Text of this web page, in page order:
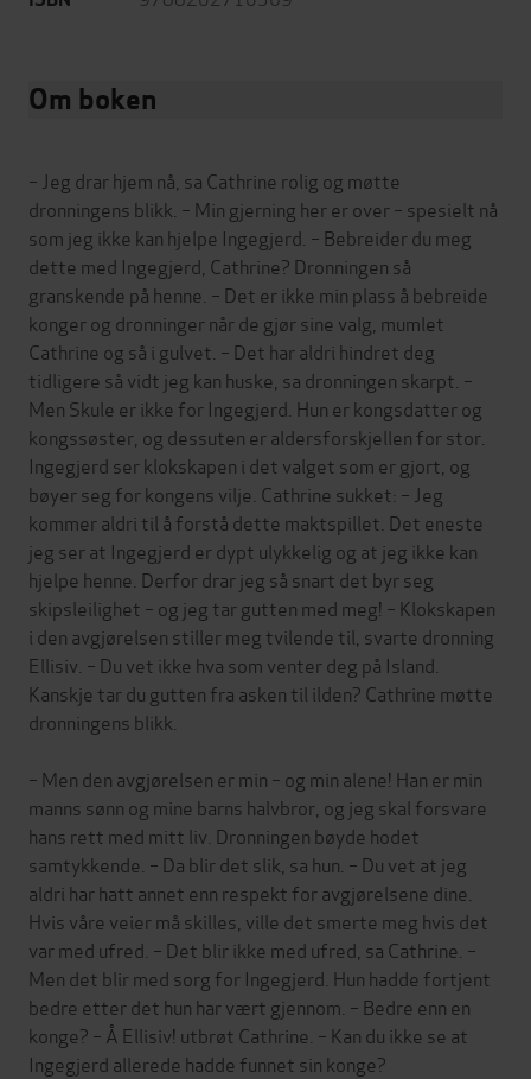
Om boken
– Jeg drar hjem nå, sa Cathrine rolig og møtte
dronningens blikk. – Min gjerning her er over – spesielt nå
som jeg ikke kan hjelpe Ingegjerd. – Bebreider du meg
dette med Ingegjerd, Cathrine? Dronningen så
granskende på henne. – Det er ikke min plass å bebreide
konger og dronninger når de gjør sine valg, mumlet
Cathrine og så i gulvet. – Det har aldri hindret deg
tidligere så vidt jeg kan huske, sa dronningen skarpt. –
Men Skule er ikke for Ingegjerd. Hun er kongsdatter og
kongssøster, og dessuten er aldersforskjellen for stor.
Ingegjerd ser klokskapen i det valget som er gjort, og
bøyer seg for kongens vilje. Cathrine sukket: – Jeg
kommer aldri til å forstå dette maktspillet. Det eneste
jeg ser at Ingegjerd er dypt ulykkelig og at jeg ikke kan
hjelpe henne. Derfor drar jeg så snart det byr seg
skipsleilighet – og jeg tar gutten med meg! – Klokskapen
i den avgjørelsen stiller meg tvilende til, svarte dronning
Ellisiv. – Du vet ikke hva som venter deg på Island.
Kanskje tar du gutten fra asken til ilden? Cathrine møtte
dronningens blikk.
– Men den avgjørelsen er min – og min alene! Han er min
manns sønn og mine barns halvbror, og jeg skal forsvare
hans rett med mitt liv. Dronningen bøyde hodet
samtykkende. – Da blir det slik, sa hun. – Du vet at jeg
aldri har hatt annet enn respekt for avgjørelsene dine.
Hvis våre veier må skilles, ville det smerte meg hvis det
var med ufred. – Det blir ikke med ufred, sa Cathrine. –
Men det blir med sorg for Ingegjerd. Hun hadde fortjent
bedre etter det hun har vært gjennom. – Bedre enn en
konge? – Å Ellisiv! utbrøt Cathrine. – Kan du ikke se at
Ingegjerd allerede hadde funnet sin konge?